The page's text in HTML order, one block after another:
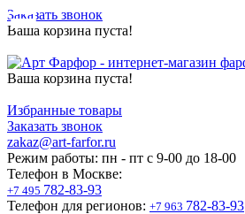
Заказать звонок
Ваша корзина пуста!
Ваша корзина пуста!
Избранные товары
Заказать звонок
zakaz@art-farfor.ru
Режим работы: пн - пт c 9-00 до 18-00
Телефон в Москве:
+7 495 782-83-93
Телефон для регионов: +7 963 782-83-93